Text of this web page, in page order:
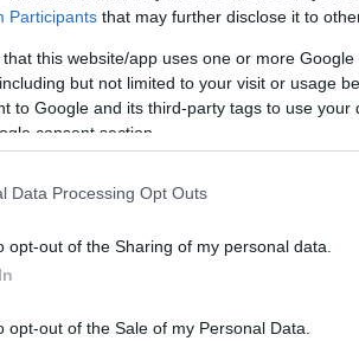
Participants that may further disclose it to
that this website/app uses one or more
but not limited to your visit or usage
to Google and its third-party tags to use
consent section.
Data Processing Opt Outs
opt-out of the Sharing of my personal data.
opt-out of the Sale of my Personal Data.
μεγέθους το αλείφουμε
σε όλη την επιφάνεια.
Αδειάζουμε τη γέμιση
φούρνο για περίπου 40